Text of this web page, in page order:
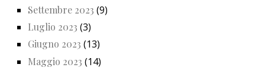
Settembre 2023 (9)
Luglio 2023 (3)
Giugno 2023 (13)
Maggio 2023 (14)